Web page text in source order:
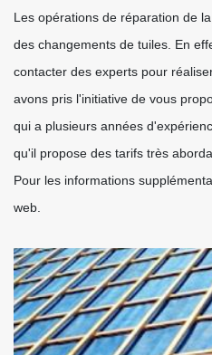
Les opérations de réparation de
des changements de tuiles. En
contacter des experts pour
avons pris l'initiative de vous
qui a plusieurs années
qu'il propose des tarifs très
Pour les informations
web.